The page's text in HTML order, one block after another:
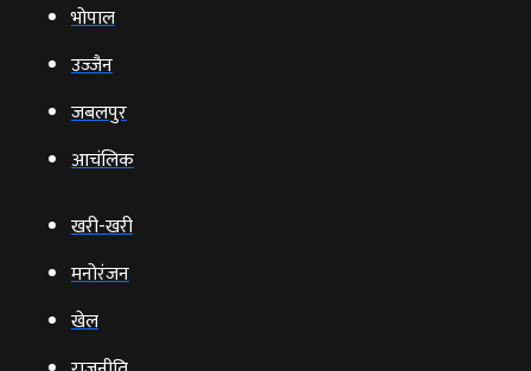
भोपाल
उज्‍जैन
जबलपुर
आचंलिक
खरी-खरी
मनोरंजन
खेल